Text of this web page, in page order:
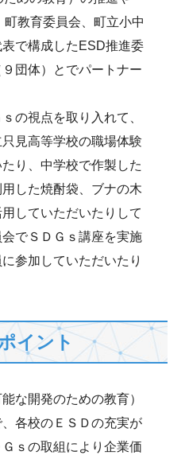
教育委員会、町立小中
で構成したESD推進委
団体）とでパートナー
の視点を取り入れて、
見高等学校の職場体験
り、中学校で作製した
した焼酎袋、ブナの木
していただいたりして
でＳＤＧｓ講座を実施
参加していただいたり
イント
な開発のための教育）
各校のＥＳＤの充実が
ｓの取組により企業価